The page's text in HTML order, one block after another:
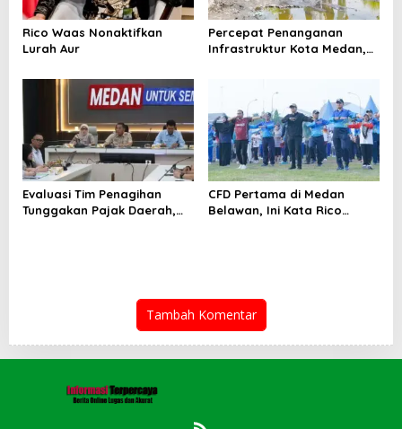
Rico Waas Nonaktifkan
Lurah Aur
Percepat Penanganan
Infrastruktur Kota Medan,
Evaluasi Tim Penagihan
Tunggakan Pajak Daerah,
CFD Pertama di Medan
Belawan, Ini Kata Rico
Tambah Komentar